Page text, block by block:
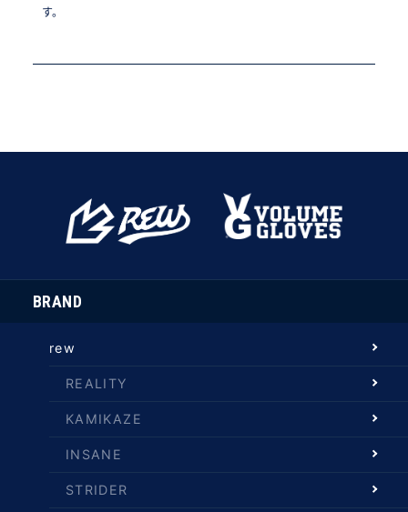
す。
BRAND
rew
REALITY
KAMIKAZE
INSANE
STRIDER